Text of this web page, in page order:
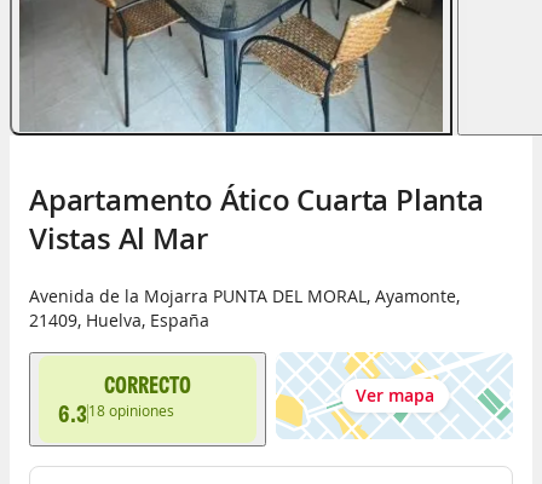
Apartamento Ático Cuarta Planta
Vistas Al Mar
Avenida de la Mojarra PUNTA DEL MORAL , Ayamonte,
21409, Huelva, España
CORRECTO
6.318opiniones
Ver mapa